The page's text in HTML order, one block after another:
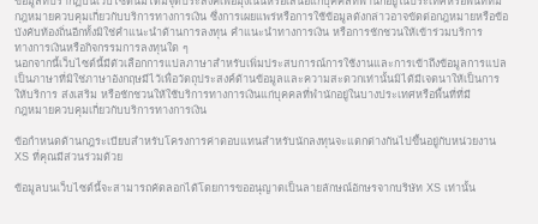
กฎหมายควบคุมเกี่ยวกับบริการทางการเงิน ซึ่งการเผยแพร่หรือการใช้ข้อมูลดังกล่าวอาจขัดต่อกฎหมายหรือข้อ
บังคับท้องถิ่นอีกทั้งมิใช่คำแนะนำด้านการลงทุน คำแนะนำทางการเงิน หรือการชักชวนให้เข้าร่วมบริการ
ทางการเงินหรือกิจกรรมการลงทุนใด ๆ
นอกจากนี้เว็บไซต์นี้มีตัวเลือกการแปลภาษาสำหรับเพิ่มประสบการณ์การใช้งานและการเข้าถึงข้อมูลการแปล
เป็นภาษาที่มิใช่ภาษาอังกฤษมีไว้เพื่อวัตถุประสงค์ด้านข้อมูลและความสะดวกเท่านั้นมิได้มีเจตนาให้เป็นการ
ให้บริการ ส่งเสริม หรือชักชวนให้ใช้บริการทางการเงินแก่บุคคลที่พำนักอยู่ในบางประเทศหรือพื้นที่ที่มี
กฎหมายควบคุมเกี่ยวกับบริการทางการเงิน
ข้อกำหนดด้านกฎระเบียบสำหรับโครงการค่าตอบแทนสำหรับนักลงทุนจะแตกต่างกันไปขึ้นอยู่กับหน่วยงาน
XS ที่คุณมีส่วนร่วมด้วย
ข้อมูลบนเว็บไซต์นี้จะสามารถคัดลอกได้โดยการขออนุญาตเป็นลายลักษณ์อักษรจากบริษัท XS เท่านั้น